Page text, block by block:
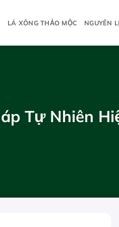
LÁ XÔNG THẢO MỘC NGUYÊN
Tự Nhiên